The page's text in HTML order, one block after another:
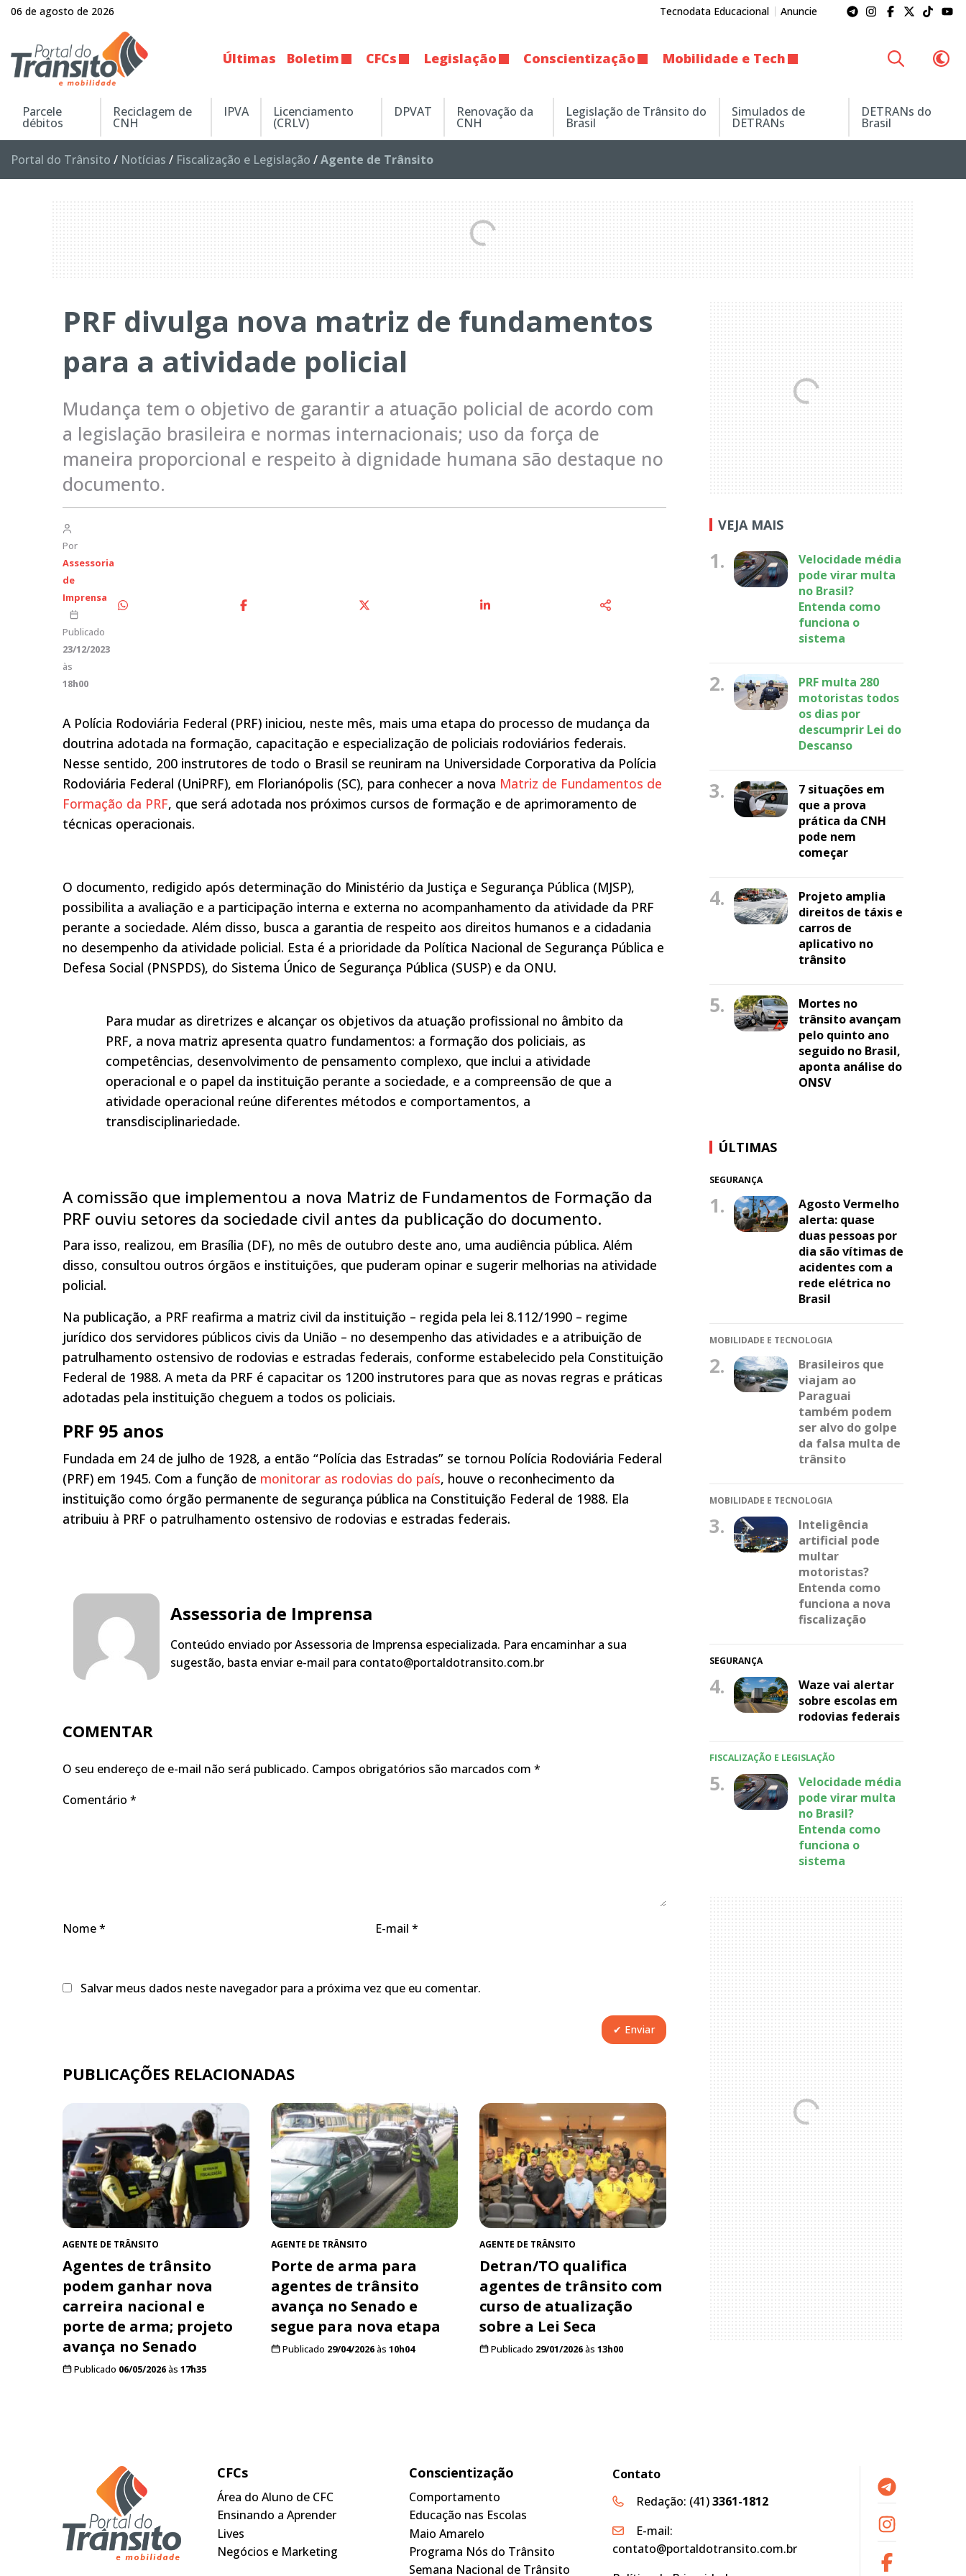
06 de agosto de 2026 Tecnodata Educacional Anuncie
Últimas Boletim CFCs Legislação Conscientização Mobilidade e Tech
Parcele
débitos
Reciclagem de
CNH
IPVA Licenciamento
(CRLV)
DPVAT Renovação da
CNH
Legislação de Trânsito do
Brasil
Simulados de
DETRANs
DETRANs do
Brasil
Portal do Trânsito / Notícias / Fiscalização e Legislação /Agente de Trânsito
PRF divulga nova matriz de fundamentos
para a atividade policial
Mudança tem o objetivo de garantir a atuação policial de acordo com
a legislação brasileira e normas internacionais; uso da força de
maneira proporcional e respeito à dignidade humana são destaque no
documento.
Por
Assessoria
de
Imprensa
Publicado
23/12/2023
às
18h00
A Polícia Rodoviária Federal (PRF) iniciou, neste mês, mais uma etapa do processo de mudança da
doutrina adotada na formação, capacitação e especialização de policiais rodoviários federais.
Nesse sentido, 200 instrutores de todo o Brasil se reuniram na Universidade Corporativa da Polícia
Rodoviária Federal (UniPRF), em Florianópolis (SC), para conhecer a nova Matriz de Fundamentos de
Formação da PRF, que será adotada nos próximos cursos de formação e de aprimoramento de
técnicas operacionais.
O documento, redigido após determinação do Ministério da Justiça e Segurança Pública (MJSP),
possibilita a avaliação e a participação interna e externa no acompanhamento da atividade da PRF
perante a sociedade. Além disso, busca a garantia de respeito aos direitos humanos e a cidadania
no desempenho da atividade policial. Esta é a prioridade da Política Nacional de Segurança Pública e
Defesa Social (PNSPDS), do Sistema Único de Segurança Pública (SUSP) e da ONU.
Para mudar as diretrizes e alcançar os objetivos da atuação profissional no âmbito da
PRF, a nova matriz apresenta quatro fundamentos: a formação dos policiais, as
competências, desenvolvimento de pensamento complexo, que inclui a atividade
operacional e o papel da instituição perante a sociedade, e a compreensão de que a
atividade operacional reúne diferentes métodos e comportamentos, a
transdisciplinariedade.
A comissão que implementou a nova Matriz de Fundamentos de Formação da
PRF ouviu setores da sociedade civil antes da publicação do documento.
Para isso, realizou, em Brasília (DF), no mês de outubro deste ano, uma audiência pública. Além
disso, consultou outros órgãos e instituições, que puderam opinar e sugerir melhorias na atividade
policial.
Na publicação, a PRF reafirma a matriz civil da instituição – regida pela lei 8.112/1990 – regime
jurídico dos servidores públicos civis da União – no desempenho das atividades e a atribuição de
patrulhamento ostensivo de rodovias e estradas federais, conforme estabelecido pela Constituição
Federal de 1988. A meta da PRF é capacitar os 1200 instrutores para que as novas regras e práticas
adotadas pela instituição cheguem a todos os policiais.
PRF 95 anos
Fundada em 24 de julho de 1928, a então “Polícia das Estradas” se tornou Polícia Rodoviária Federal
(PRF) em 1945. Com a função de monitorar as rodovias do país, houve o reconhecimento da
instituição como órgão permanente de segurança pública na Constituição Federal de 1988. Ela
atribuiu à PRF o patrulhamento ostensivo de rodovias e estradas federais.
Assessoria de Imprensa
Conteúdo enviado por Assessoria de Imprensa especializada. Para encaminhar a sua
sugestão, basta enviar e-mail para contato@portaldotransito.com.br
COMENTAR
O seu endereço de e-mail não será publicado. Campos obrigatórios são marcados com *
Comentário *
Nome* E-mail *
Salvar meus dados neste navegador para a próxima vez que eu comentar.
PUBLICAÇÕES RELACIONADAS
AGENTE DE TRÂNSITO
Agentes de trânsito
podem ganhar nova
carreira nacional e
porte de arma; projeto
avança no Senado
Publicado 06/05/2026às 17h35
AGENTE DE TRÂNSITO
Porte de arma para
agentes de trânsito
avança no Senado e
segue para nova etapa
Publicado 29/04/2026às 10h04
AGENTE DE TRÂNSITO
Detran/TO qualifica
agentes de trânsito com
curso de atualização
sobre a Lei Seca
Publicado 29/01/2026às 13h00
VEJA MAIS
1.
Velocidade média
pode virar multa
no Brasil?
Entenda como
funciona o
sistema
2.
PRF multa 280
motoristas todos
os dias por
descumprir Lei do
Descanso
3.
7 situações em
que a prova
prática da CNH
pode nem
começar
4.
Projeto amplia
direitos de táxis e
carros de
aplicativo no
trânsito
5.
Mortes no
trânsito avançam
pelo quinto ano
seguido no Brasil,
aponta análise do
ONSV
ÚLTIMAS
SEGURANÇA
1.
Agosto Vermelho
alerta: quase
duas pessoas por
dia são vítimas de
acidentes com a
rede elétrica no
Brasil
MOBILIDADE E TECNOLOGIA
2.
Brasileiros que
viajam ao
Paraguai
também podem
ser alvo do golpe
da falsa multa de
trânsito
MOBILIDADE E TECNOLOGIA
3.
Inteligência
artificial pode
multar
motoristas?
Entenda como
funciona a nova
fiscalização
SEGURANÇA
4.
Waze vai alertar
sobre escolas em
rodovias federais
FISCALIZAÇÃO E LEGISLAÇÃO
5.
Velocidade média
pode virar multa
no Brasil?
Entenda como
funciona o
sistema
CFCs
Área do Aluno de CFC
Ensinando a Aprender
Lives
Negócios e Marketing
Conscientização
Comportamento
Educação nas Escolas
Maio Amarelo
Programa Nós do Trânsito
Semana Nacional de Trânsito
Contato
Redação: (41)3361-1812
E-mail:
contato@portaldotransito.com.br